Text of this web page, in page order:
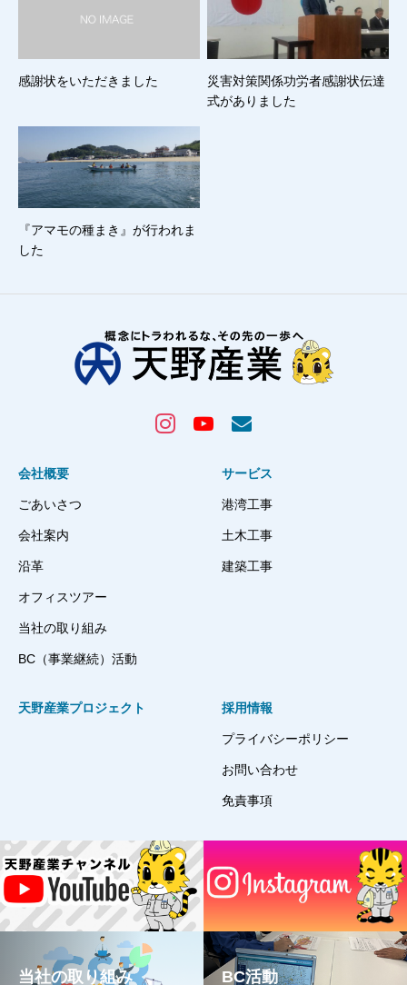
感謝状をいただきました
災害対策関係功労者感謝状伝達
式がありました
『アマモの種まき』が行われま
した
会社概要
ごあいさつ
会社案内
沿革
オフィスツアー
当社の取り組み
BC（事業継続）活動
サービス
港湾工事
土木工事
建築工事
天野産業プロジェクト 採用情報
プライバシーポリシー
お問い合わせ
免責事項
当社の取り組み BC活動